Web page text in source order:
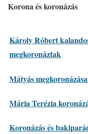
Korona és koronázás
Károly Róbert
megkoronáztak
Mátyás
Mária Terézia
Koronázás és